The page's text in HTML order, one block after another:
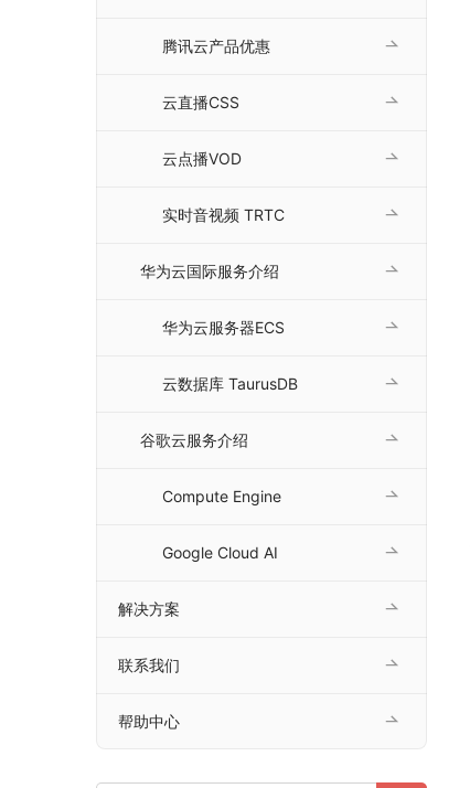
腾讯云产品优惠
云直播CSS
云点播VOD
实时音视频 TRTC
华为云国际服务介绍
华为云服务器ECS
云数据库 TaurusDB
谷歌云服务介绍
Compute Engine
Google Cloud AI
解决方案
联系我们
帮助中心